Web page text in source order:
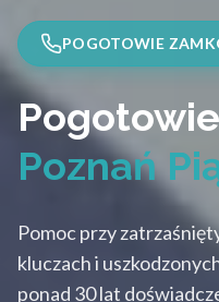
POGOTOWIE
Poznań
Pomoc przy
kluczach i
ponad 30 lat